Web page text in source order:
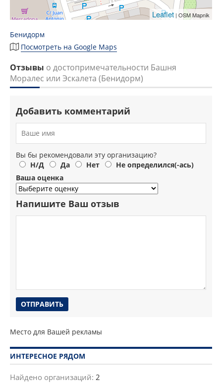
Leaflet | OSM Mapnik
Бенидорм
Посмотреть на Google Maps
Отзывы о достопримечательности Башня
Моралес или Эскалета (Бенидорм)
Добавить комментарий
Вы бы рекомендовали эту организацию?
Н/Д
Да Нет
Не определился(-ась)
Ваша оценка
Напишите Ваш отзыв
Место для Вашей рекламы
ИНТЕРЕСНОЕ РЯДОМ
Найдено организаций: 2